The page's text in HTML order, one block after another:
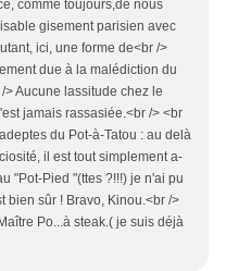
comme toujours,de nous
gisement parisien avec
ici, une forme de<br />
due à la malédiction du
Aucune lassitude chez le
jamais rassasiée.<br /> <br
du Pot-à-Tatou : au delà
il est tout simplement a-
"Pot-Pied "(ttes ?!!!) je n'ai pu
bien sûr ! Bravo, Kinou.<br />
Po...à steak.( je suis déjà